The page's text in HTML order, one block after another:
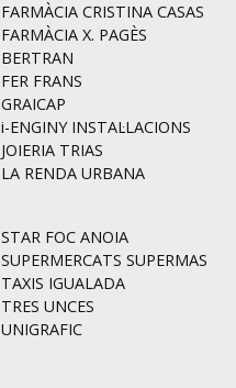
FARMÀCIA CRISTINA CASAS
FARMÀCIA X. PAGÈS
BERTRAN
FER FRANS
GRAICAP
i-ENGINY INSTAL·LACIONS
JOIERIA TRIAS
LA RENDA URBANA
STAR FOC ANOIA
SUPERMERCATS SUPERMAS
TAXIS IGUALADA
TRES UNCES
UNIGRAFIC